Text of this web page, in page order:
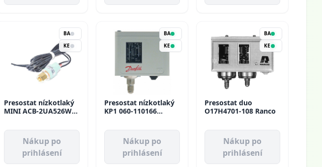
BA
KE
Presostat nízkotlaký
MINI ACB-2UA526W
Nákup po
prihlásení
BA
KE
Presostat nízkotlaký
KP1 060-110166
Nákup po
prihlásení
BA
KE
Presostat duo
O17H4701-108 Ranco
Nákup po
prihlásení